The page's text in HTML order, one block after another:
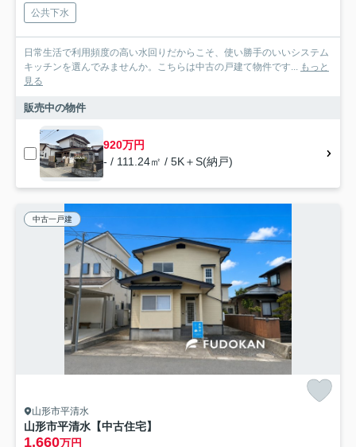
公共下水
日常生活で利用頻度の高い水回りだからこそ、使い勝手のいいシステム
キッチンを選んでみませんか。こちらは中古の戸建て物件です... もっと
見る
販売中の物件
920万円
- / 111.24㎡ / 5K＋S(納戸)
中古一戸建
山形市平清水
山形市平清水【中古住宅】
1,660万円